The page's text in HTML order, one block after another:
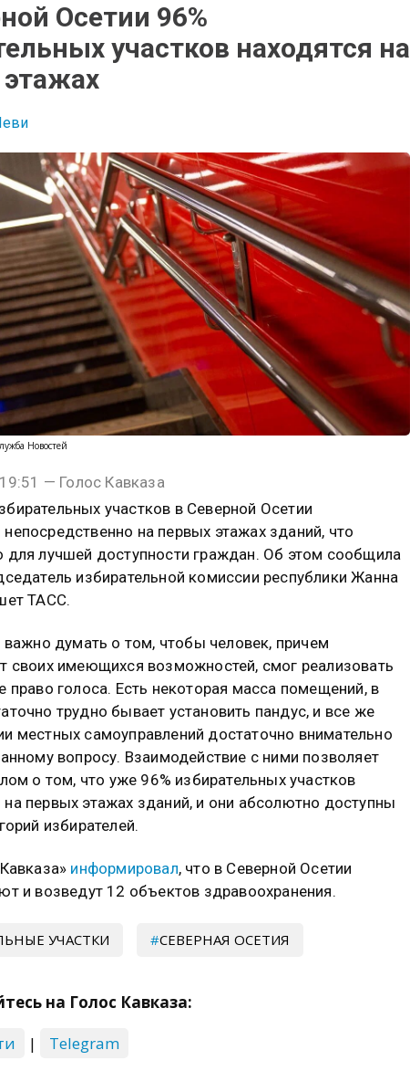
Осетии 96%
участков находятся на
Новостей
— Голос Кавказа
участков в Северной Осетии
на первых этажах зданий, что
для лучшей доступности граждан. Об этом сообщила
избирательной комиссии республики Жанна
ТАСС.
думать о том, чтобы человек, причем
своих имеющихся возможностей, смог реализовать
право голоса. Есть некоторая масса помещений, в
трудно бывает установить пандус, и все же
местных самоуправлений достаточно внимательно
вопросу. Взаимодействие с ними позволяет
о том, что уже 96% избирательных участков
первых этажах зданий, и они абсолютно доступны
избирателей.
информировал, что в Северной Осетии
и возведут 12 объектов здравоохранения.
УЧАСТКИ СЕВЕРНАЯ ОСЕТИЯ
на Голос Кавказа:
| Telegram